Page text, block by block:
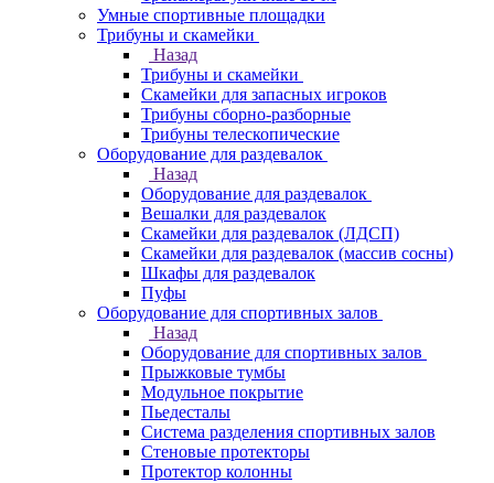
Умные спортивные площадки
Трибуны и скамейки
Назад
Трибуны и скамейки
Скамейки для запасных игроков
Трибуны сборно-разборные
Трибуны телескопические
Оборудование для раздевалок
Назад
Оборудование для раздевалок
Вешалки для раздевалок
Скамейки для раздевалок (ЛДСП)
Скамейки для раздевалок (массив сосны)
Шкафы для раздевалок
Пуфы
Оборудование для спортивных залов
Назад
Оборудование для спортивных залов
Прыжковые тумбы
Модульное покрытие
Пьедесталы
Система разделения спортивных залов
Стеновые протекторы
Протектор колонны